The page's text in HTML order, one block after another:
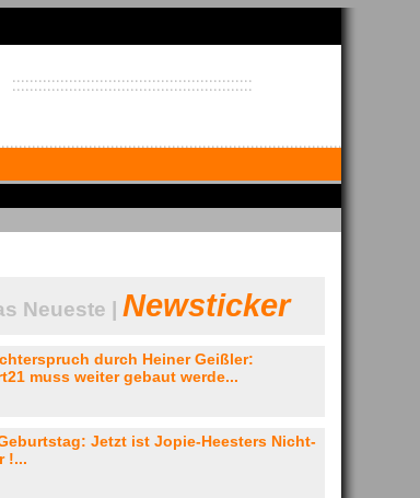
Neueste | Newsticker
durch Heiner Geißler:
muss weiter gebaut werde...
Jetzt ist Jopie-Heesters Nicht-
!...